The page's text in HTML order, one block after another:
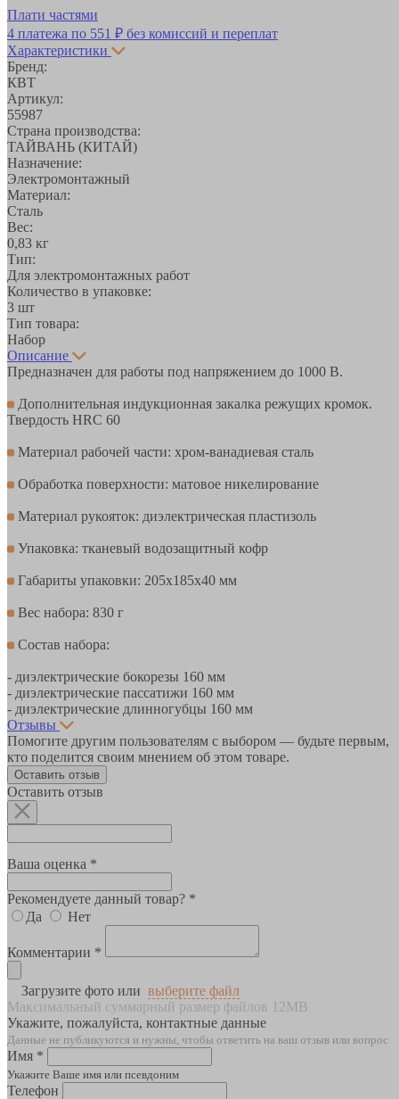
Плати частями
4 платежа по 551 ₽ без комиссий и переплат
Характеристики
Бренд:
КВТ
Артикул:
55987
Страна производства:
ТАЙВАНЬ (КИТАЙ)
Назначение:
Электромонтажный
Материал:
Сталь
Вес:
0,83 кг
Тип:
Для электромонтажных работ
Количество в упаковке:
3 шт
Тип товара:
Набор
Описание
Предназначен для работы под напряжением до 1000 В.
Дополнительная индукционная закалка режущих кромок.
Твердость HRC 60
Материал рабочей части: хром-ванадиевая сталь
Обработка поверхности: матовое никелирование
Материал рукояток: диэлектрическая пластизоль
Упаковка: тканевый водозащитный кофр
Габариты упаковки: 205x185x40 мм
Вес набора: 830 г
Состав набора:
- диэлектрические бокорезы 160 мм
- диэлектрические пассатижи 160 мм
- диэлектрические длинногубцы 160 мм
Отзывы
Помогите другим пользователям с выбором — будьте первым,
кто поделится своим мнением об этом товаре.
Оставить отзыв
Оставить отзыв
Ваша оценка *
Рекомендуете данный товар? *
Да
Нет
Комментарии *
Загрузите фото или выберите файл
Максимальный суммарный размер файлов 12MB
Укажите, пожалуйста, контактные данные
Данные не публикуются и нужны, чтобы ответить на ваш отзыв или вопрос
Имя *
Укажите Ваше имя или псевдоним
Телефон